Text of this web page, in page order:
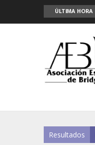
ÚLTIMA HORA
Resultados